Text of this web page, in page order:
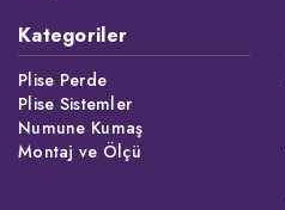
Kategoriler
Plise Perde
Plise Sistemler
Numune Kumaş
Montaj ve Ölçü